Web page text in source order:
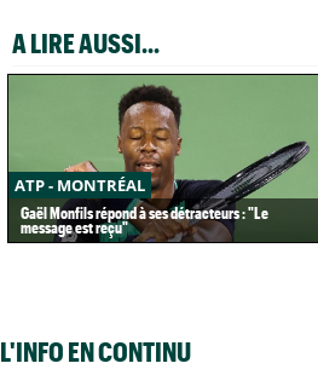
A LIRE AUSSI...
ATP - MONTRÉAL
Gaël Monfils répond à ses détracteurs : "Le
message est reçu"
L'INFO EN CONTINU